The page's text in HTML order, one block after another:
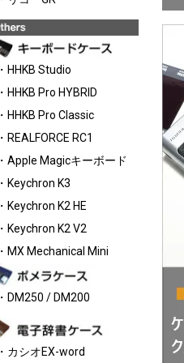
・HHKB Studio
・HHKB Pro HYBRID
・HHKB Pro Classic
・REALFORCE RC1
・Apple Magicキーボード
・Keychron K3
・Keychron K2 HE
・Keychron K2 V2
・MX Mechanical Mini
・DM250 / DM200
・カシオEX-word